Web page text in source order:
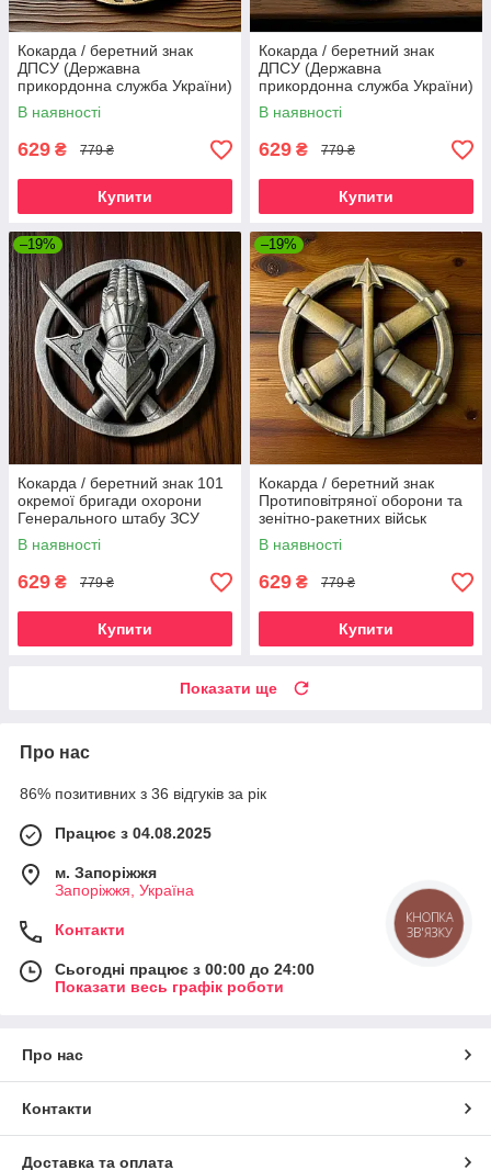
Кокарда / беретний знак
ДПСУ (Державна
прикордонна служба України)
НОВИЙ ЗРАЗОК
В наявності
629 ₴ 779 ₴
Купити
Кокарда / беретний знак
ДПСУ (Державна
прикордонна служба України)
В наявності
629 ₴ 779 ₴
Купити
–19%
Кокарда / беретний знак 101
окремої бригади охорони
Генерального штабу ЗСУ
В наявності
629 ₴ 779 ₴
Купити
–19%
Кокарда / беретний знак
Протиповітряної оборони та
зенітно-ракетних військ
В наявності
629 ₴ 779 ₴
Купити
Показати ще
Про нас
86% позитивних з 36 відгуків за рік
Працює з 04.08.2025
м. Запоріжжя
Запоріжжя, Україна
Контакти
Сьогодні працює з 00:00 до 24:00
Показати весь графік роботи
Про нас
Контакти
Доставка та оплата
КНОПКА
ЗВ'ЯЗКУ